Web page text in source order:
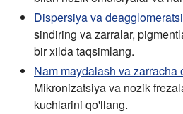
Dispersiya va
sindiring va zarralar,
bir xilda taqsimlang.
Nam maydalash va zarracha
Mikronizatsiya va nozik
kuchlarini qo'llang.